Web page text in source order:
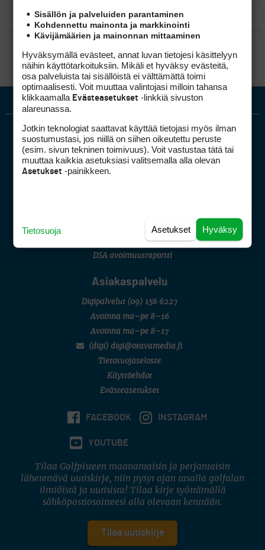
KILPAGOLF & HARJOITTELU
Tietoa verkon kävijöistä
Golfpisteen yhteystiedot
DSA avoimuusraportti
Asiakaspalvelu
Digipalvelut (09) 156 6227
Avoinna ma–pe 8–16
Avoinna ma–pe 8–17
(digi) digi@otavamedia.fi
Tietosuojaseloste
Käyttöehdot
Evästeasetukset
FACEBOOK INSTAGRAM
YOUTUBE
Tilaa Golfpisteen maanantaisin ja perjantaisin
lähetettävä uutiskirje, niin pysyt ajan tasalla golfalan
ilmiöistä ja uutisista! Tilaa kirje syöttämällä
sähköpostiosoitteesi alla olevaan kenttään.
Tilaa uutiskirje
Sisällön ja palveluiden parantaminen
Kohdennettu mainonta ja markkinointi
Kävijämäärien ja mainonnan mittaaminen
Hyväksymällä evästeet, annat luvan tietojesi käsittelyyn
näihin käyttötarkoituksiin. Mikäli et hyväksy evästeitä,
osa palveluista tai sisällöistä ei välttämättä toimi
optimaalisesti. Voit muuttaa valintojasi milloin tahansa
klikkaamalla Evästeasetukset -linkkiä sivuston
alareunassa.
Jotkin teknologiat saattavat käyttää tietojasi myös ilman
suostumustasi, jos niillä on siihen oikeutettu peruste
(esim. sivun tekninen toimivuus). Voit vastustaa tätä tai
muuttaa kaikkia asetuksiasi valitsemalla alla olevan
Asetukset -painikkeen.
Hyväksy
Asetukset
Tietosuoja